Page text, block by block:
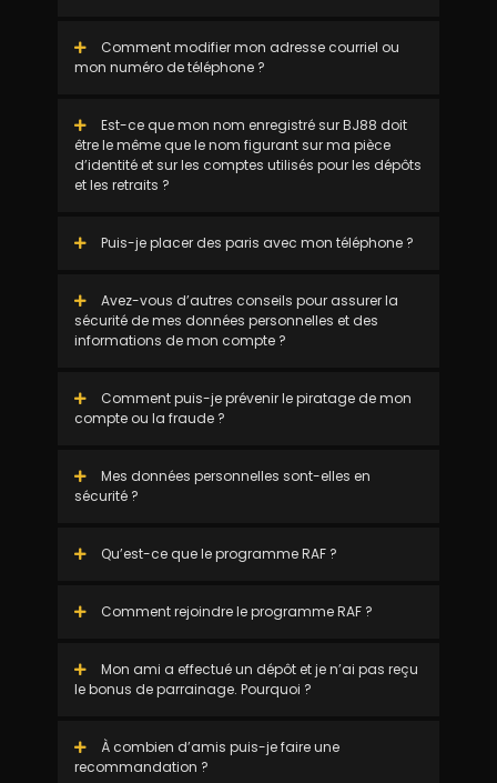
Comment modifier mon adresse courriel ou
mon numéro de téléphone ?
Est-ce que mon nom enregistré sur BJ88 doit
être le même que le nom figurant sur ma pièce
d’identité et sur les comptes utilisés pour les dépôts
et les retraits ?
Puis-je placer des paris avec mon téléphone ?
Avez-vous d’autres conseils pour assurer la
sécurité de mes données personnelles et des
informations de mon compte ?
Comment puis-je prévenir le piratage de mon
compte ou la fraude ?
Mes données personnelles sont-elles en
sécurité ?
Qu’est-ce que le programme RAF ?
Comment rejoindre le programme RAF ?
Mon ami a effectué un dépôt et je n’ai pas reçu
le bonus de parrainage. Pourquoi ?
À combien d’amis puis-je faire une
recommandation ?